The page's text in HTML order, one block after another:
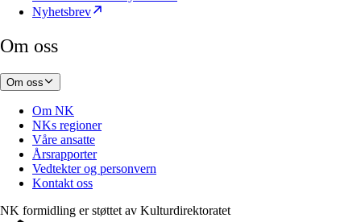
Nyhetsbrev
Om oss
Om oss
Om NK
NKs regioner
Våre ansatte
Årsrapporter
Vedtekter og personvern
Kontakt oss
NK formidling er støttet av Kulturdirektoratet